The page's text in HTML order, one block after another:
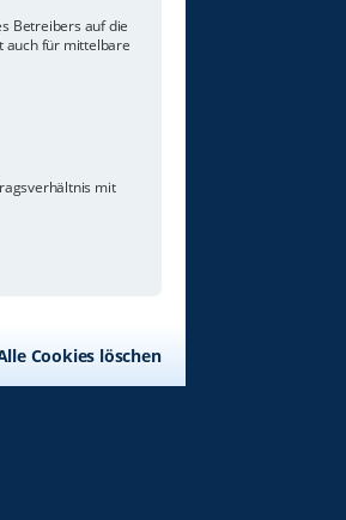
Betreibers auf die
auch für mittelbare
mit
Cookies löschen